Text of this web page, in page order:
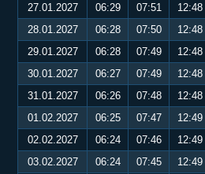
27.01.2027
06:29 07:51 12:48
28.01.2027
06:28 07:50 12:48
29.01.2027
06:28 07:49 12:48
30.01.2027
06:27 07:49 12:48
31.01.2027
06:26 07:48 12:48
01.02.2027
06:25 07:47 12:49
02.02.2027
06:24 07:46 12:49
03.02.2027
06:24 07:45 12:49